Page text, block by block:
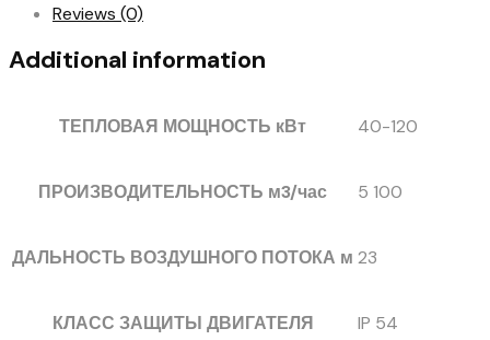
Reviews (0)
Additional information
ТЕПЛОВАЯ МОЩНОСТЬ кВт 40-120
ПРОИЗВОДИТЕЛЬНОСТЬ м3/час 5 100
ДАЛЬНОСТЬ ВОЗДУШНОГО ПОТОКА м 23
КЛАСС ЗАЩИТЫ ДВИГАТЕЛЯ IP 54